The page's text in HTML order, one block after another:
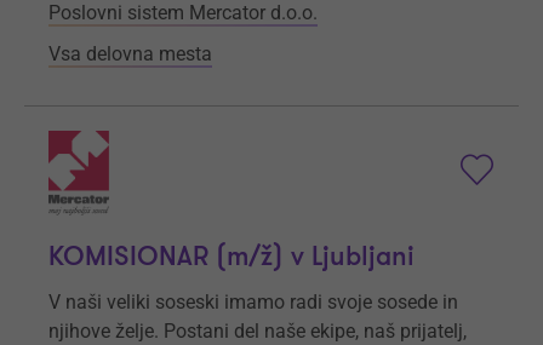
Poslovni sistem Mercator d.o.o.
Vsa delovna mesta
KOMISIONAR (m/ž) v Ljubljani
V naši veliki soseski imamo radi svoje sosede in
njihove želje. Postani del naše ekipe, naš prijatelj,